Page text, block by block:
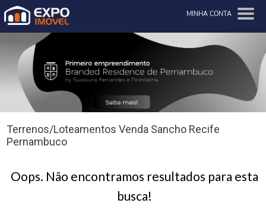
MINHA CONTA
Terrenos/Loteamentos Venda Sancho Recife
Pernambuco
Oops. Não encontramos resultados para esta
busca!